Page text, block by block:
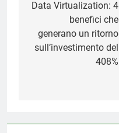
articoli
Data Virtualization: 4
benefici che
generano un ritorno
sull’investimento del
408%